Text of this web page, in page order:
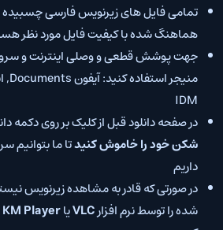
هماهنگ شده با کیفیت فایل مورد نظر
جهت پوشش قطعی و وصلی اینترنت و سرور
IDM
در صفحه دانلود قبل از کلیک بر روی دکمه
شکن خود را خاموش کنیدتا ما بتوانیم
داریم
در صورتی که قادر به مشاهده زیرنویس
شده را توسط نرم افزارVLCیاKM Player